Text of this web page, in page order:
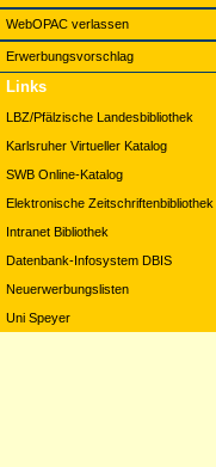
WebOPAC verlassen
Erwerbungsvorschlag
Links
LBZ/Pfälzische Landesbibliothek
Karlsruher Virtueller Katalog
SWB Online-Katalog
Elektronische Zeitschriftenbibliothek
Intranet Bibliothek
Datenbank-Infosystem DBIS
Neuerwerbungslisten
Uni Speyer